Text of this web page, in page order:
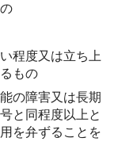
程度又は立ち上
もの
の障害又は長期
と同程度以上と
を弁ずることを